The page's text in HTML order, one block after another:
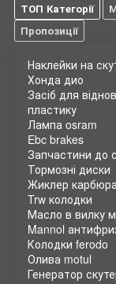
ТОП Категорії
Пропозиції
Наклейки на
Хонда дио
Засіб для
пластику
Лампа osram
Ebc brakes
Запчастини до
Тормозні диски
Жиклер
Trw колодки
Масло в вилку
Mannol
Колодки ferodo
Олива motul
Генератор